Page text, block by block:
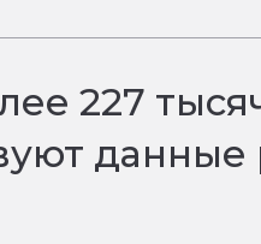
227
данные